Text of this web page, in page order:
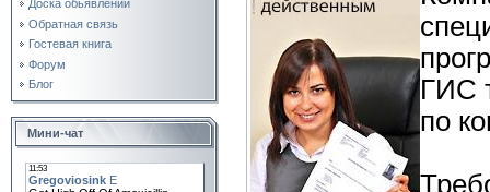
Доска обьявлений
Обратная связь
Гостевая книга
Форум
Блог
Мини-чат
ГИС
по